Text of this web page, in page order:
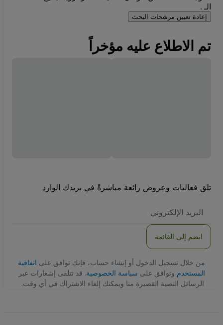
الـ .
إعادة تعيين مرشحات البحث
تم الاطلاع عليه مؤخراً
تلق فعاليات وعروض رائعة مباشرةً في بريدك الوارد
الاكتروني
انضم إلى القائمة
من خلال تسجيل الدخول أو إنشاء حساب، فإنك توافق على اتفاقية
المستخدم وتوافق على سياسة الخصوصية. قد تتلقى إشعارات عبر
الرسائل النصية القصيرة منا ويمكنك إلغاء الاشتراك في أي وقت.